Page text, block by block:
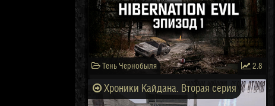
Тень Чернобыля 2.8
Хроники Кайдана. Вторая серия